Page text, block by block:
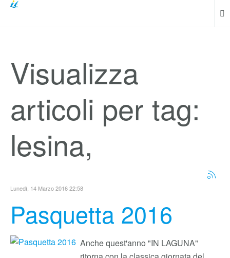
Visualizza
articoli per tag:
lesina,
Lunedì, 14 Marzo 2016 22:58
Pasquetta 2016
Anche quest'anno "IN LAGUNA"